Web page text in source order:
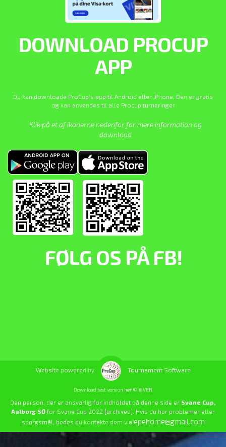
DOWNLOAD PROCUP
APP
Du kan downloade ProCup's app til Android eller iPhone. Den er gratis
og kan anvendes til alle Procup turneringer
Klik på et af ikonerne nedenfor for mere information og
download
FØLG OS PÅ FB!
Website powered by Tournament Software
Download test version her © @VER
Den person, der er ansvarlig for indholdet på denne side er Svane Cup,
Aalborg SØ for Svane Cup 2022 [archived]. Hvis du har problemer eller
spørgsmål, bedes du kontakte dem via epehome@gmail.com